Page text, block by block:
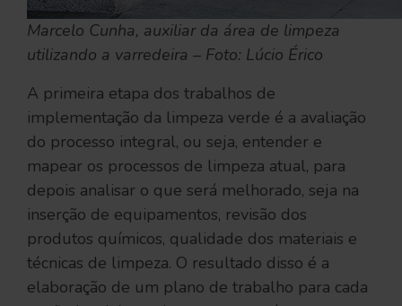
Marcelo Cunha, auxiliar da área de limpeza
utilizando a varredeira – Foto: Lúcio Érico
A primeira etapa dos trabalhos de
implementação da limpeza verde é a avaliação
do processo integral, ou seja, entender e
mapear os processos de limpeza atual, para
depois analisar o que será melhorado, seja na
inserção de equipamentos, revisão dos
produtos químicos, qualidade dos materiais e
técnicas de limpeza. O resultado disso é a
elaboração de um plano de trabalho para cada